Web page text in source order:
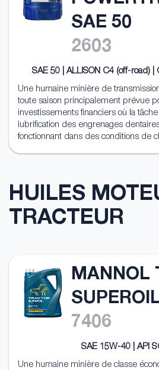
SAE 50
2603
SAE 50 | ALLISON C4 (off-road) |
Une humaine minière de
toute saison principalement prévue
investissements financiers où la
lubrification des engrenages
fonctionnant dans des conditions de
HUILES
TRACTEUR
MANNOL
7406
SAE 15W-40 | API
Une humaine minière de classe